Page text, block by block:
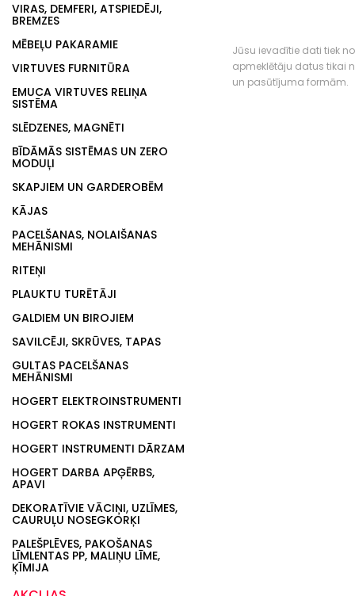
VIRAS, DEMFERI, ATSPIEDĒJI,
BREMZES
MĒBEĻU PAKARAMIE
VIRTUVES FURNITŪRA
EMUCA VIRTUVES RELIŅA
SISTĒMA
SLĒDZENES, MAGNĒTI
BĪDĀMĀS SISTĒMAS UN ZERO
MODUĻI
SKAPJIEM UN GARDEROBĒM
KĀJAS
PACELŠANAS, NOLAIŠANAS
MEHĀNISMI
RITEŅI
PLAUKTU TURĒTĀJI
GALDIEM UN BIROJIEM
SAVILCĒJI, SKRŪVES, TAPAS
GULTAS PACELŠANAS
MEHĀNISMI
HOGERT ELEKTROINSTRUMENTI
HOGERT ROKAS INSTRUMENTI
HOGERT INSTRUMENTI DĀRZAM
HOGERT DARBA APĢĒRBS,
APAVI
DEKORATĪVIE VĀCIŅI, UZLĪMES,
CAURUĻU NOSEGKORĶI
PALEŠPLĒVES, PAKOŠANAS
LĪMLENTAS PP, MALIŅU LĪME,
ĶĪMIJA
Jūsu ievadītie dati tiek
apmeklētāju datus tikai
un pasūtījuma formām.